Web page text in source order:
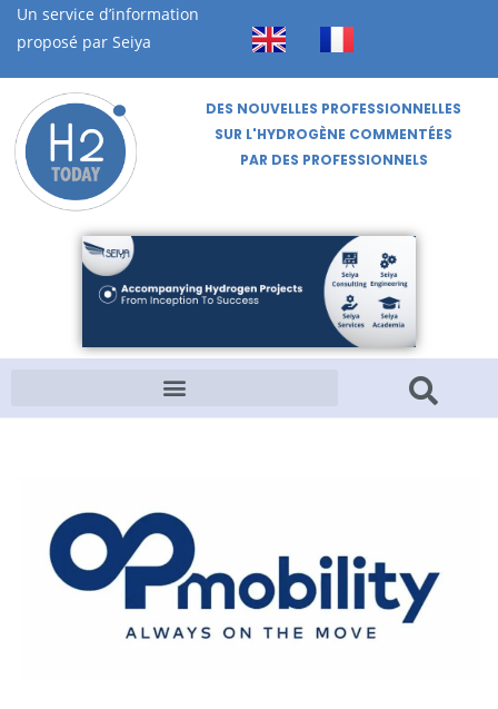
Un service d’information
proposé par Seiya
DES NOUVELLES PROFESSIONNELLES
SUR L'HYDROGÈNE COMMENTÉES
PAR DES PROFESSIONNELS